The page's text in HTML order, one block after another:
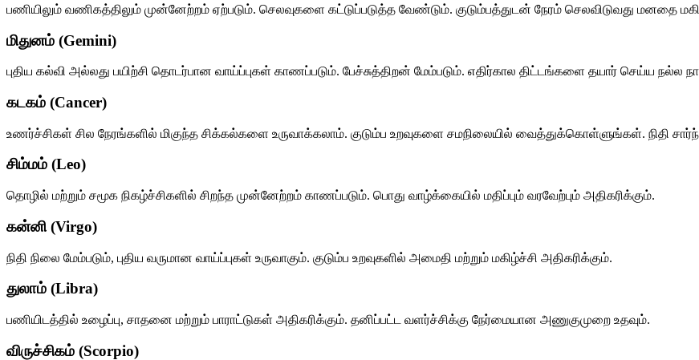
பணியிலும் வணிகத்திலும் முன்னேற்றம் ஏற்படும். செலவுகளை கட்டுப்படுத்த வேண்டும். குடும்பத்துடன் நேரம் செலவிடுவது மனதை
மிதுனம் (Gemini)
புதிய கல்வி அல்லது பயிற்சி தொடர்பான வாய்ப்புகள் காணப்படும். பேச்சுத்திறன் மேம்படும். எதிர்கால திட்டங்களை தயார் செய்ய நல்ல
கடகம் (Cancer)
உணர்ச்சிகள் சில நேரங்களில் மிகுந்த சிக்கல்களை உருவாக்கலாம். குடும்ப உறவுகளை சமநிலையில் வைத்துக்கொள்ளுங்கள். நிதி
சிம்மம் (Leo)
தொழில் மற்றும் சமூக நிகழ்ச்சிகளில் சிறந்த முன்னேற்றம் காணப்படும். பொது வாழ்க்கையில் மதிப்பும் வரவேற்பும் அதிகரிக்கும்.
கன்னி (Virgo)
நிதி நிலை மேம்படும், புதிய வருமான வாய்ப்புகள் உருவாகும். குடும்ப உறவுகளில் அமைதி மற்றும் மகிழ்ச்சி அதிகரிக்கும்.
துலாம் (Libra)
பணியிடத்தில் உழைப்பு, சாதனை மற்றும் பாராட்டுகள் அதிகரிக்கும். தனிப்பட்ட வளர்ச்சிக்கு நேர்மையான அணுகுமுறை உதவும்.
விருச்சிகம் (Scorpio)